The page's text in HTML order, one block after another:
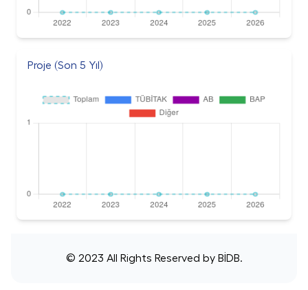
Proje (Son 5 Yıl)
© 2023 All Rights Reserved byBİDB.